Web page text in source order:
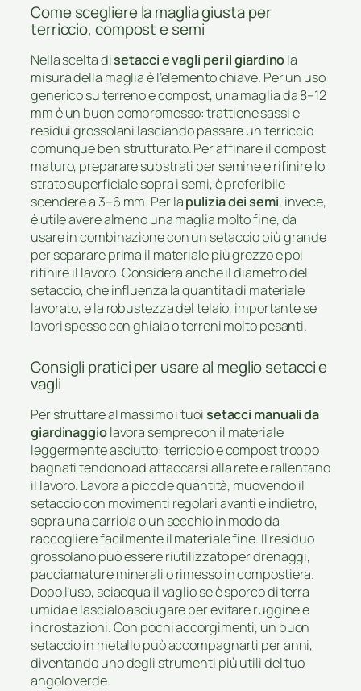
Come scegliere la maglia giusta per
terriccio, compost e semi
Nella scelta disetacci e vagli per il giardinola
misura della maglia è l’elemento chiave. Per un uso
generico su terreno e compost, una maglia da 8–12
mm è un buon compromesso: trattiene sassi e
residui grossolani lasciando passare un terriccio
comunque ben strutturato. Per affinare il compost
maturo, preparare substrati per semine e rifinire lo
strato superficiale sopra i semi, è preferibile
scendere a 3–6 mm. Per lapulizia dei semi, invece,
è utile avere almeno una maglia molto fine, da
usare in combinazione con un setaccio più grande
per separare prima il materiale più grezzo e poi
rifinire il lavoro. Considera anche il diametro del
setaccio, che influenza la quantità di materiale
lavorato, e la robustezza del telaio, importante se
lavori spesso con ghiaia o terreni molto pesanti.
Consigli pratici per usare al meglio setacci e
vagli
Per sfruttare al massimo i tuoisetacci manuali da
giardinaggiolavora sempre con il materiale
leggermente asciutto: terriccio e compost troppo
bagnati tendono ad attaccarsi alla rete e rallentano
il lavoro. Lavora a piccole quantità, muovendo il
setaccio con movimenti regolari avanti e indietro,
sopra una carriola o un secchio in modo da
raccogliere facilmente il materiale fine. Il residuo
grossolano può essere riutilizzato per drenaggi,
pacciamature minerali o rimesso in compostiera.
Dopo l’uso, sciacqua il vaglio se è sporco di terra
umida e lascialo asciugare per evitare ruggine e
incrostazioni. Con pochi accorgimenti, un buon
setaccio in metallo può accompagnarti per anni,
diventando uno degli strumenti più utili del tuo
angolo verde.